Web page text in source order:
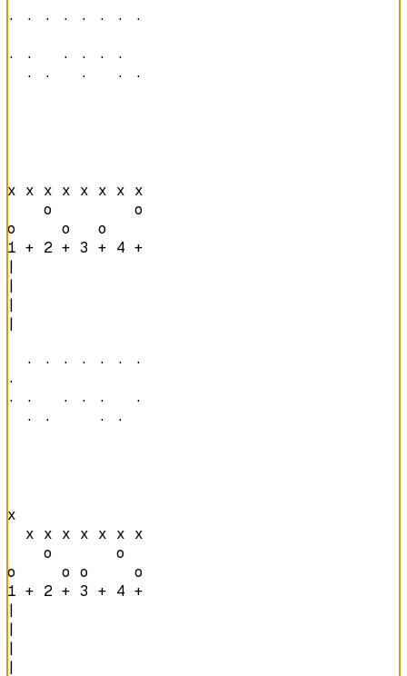
· · · · · · · ·
· ·   · · · ·
  · ·   ·   · ·
x x x x x x x x
    o         o
o     o   o
1 + 2 + 3 + 4 +
|
|
|
|
  · · · · · · ·
·
· ·   · · ·   ·
  · ·     · ·
x
  x x x x x x x
    o       o
o     o o     o
1 + 2 + 3 + 4 +
|
|
|
|